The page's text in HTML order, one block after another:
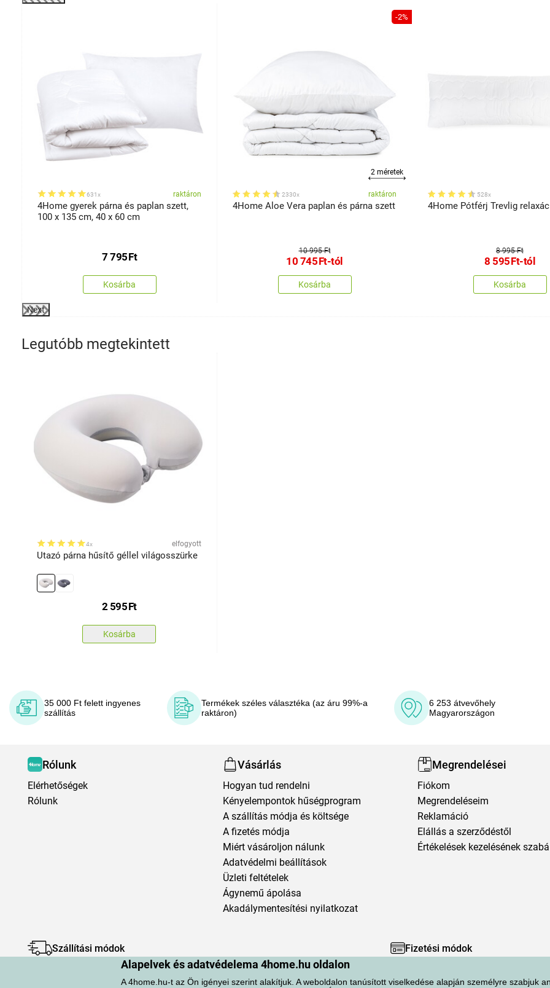
Alapelvek és adatvédelema 4home.hu oldalon
A 4home.hu-t az Ön igényei szerint alakítjuk. A weboldalon tanúsított viselkedése alapján személyre szabjuk
631x raktáron
4Home gyerek párna és paplan szett,
100 x 135 cm, 40 x 60 cm
7 795Ft
Kosárba
-2%
2 méretek
2330x raktáron
4Home Aloe Vera paplan és párna szett
10 995 Ft
10 745Ft-tól
Kosárba
528x
4Home Pótférj Trevlig
8 995 Ft
8 595Ft-tól
Kosárba
Next
Legutóbb megtekintett
4x elfogyott
Utazó párna hűsítő géllel világosszürke
2 595Ft
Kosárba
35 000 Ft felett ingyenes
szállítás
Termékek széles választéka (az áru 99%-a
raktáron)
6 253 átvevőhely
Magyarországon
Rólunk
Elérhetőségek
Rólunk
Vásárlás
Hogyan tud rendelni
Kényelempontok hűségprogram
A szállítás módja és költsége
A fizetés módja
Miért vásároljon nálunk
Adatvédelmi beállítások
Üzleti feltételek
Ágynemű ápolása
Akadálymentesítési nyilatkozat
Megrendelései
Fiókom
Megrendeléseim
Reklamáció
Elállás a szerződéstől
Értékelések kezelésének
Szállítási módok Fizetési módok